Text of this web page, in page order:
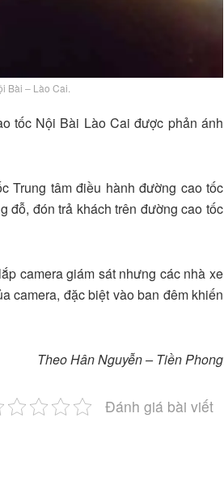
Bài – Lào Cai.
tốc Nội Bài Lào Cai được phản ánh
Trung tâm điều hành đường cao tốc
đỗ, đón trả khách trên đường cao tốc
camera giám sát nhưng các nhà xe
camera, đặc biệt vào ban đêm khiến
Theo Hân Nguyễn – Tiền Phong
Đánh giá bài viết